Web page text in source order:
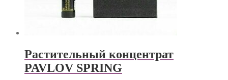
Растительный концентрат
PAVLOV SPRING